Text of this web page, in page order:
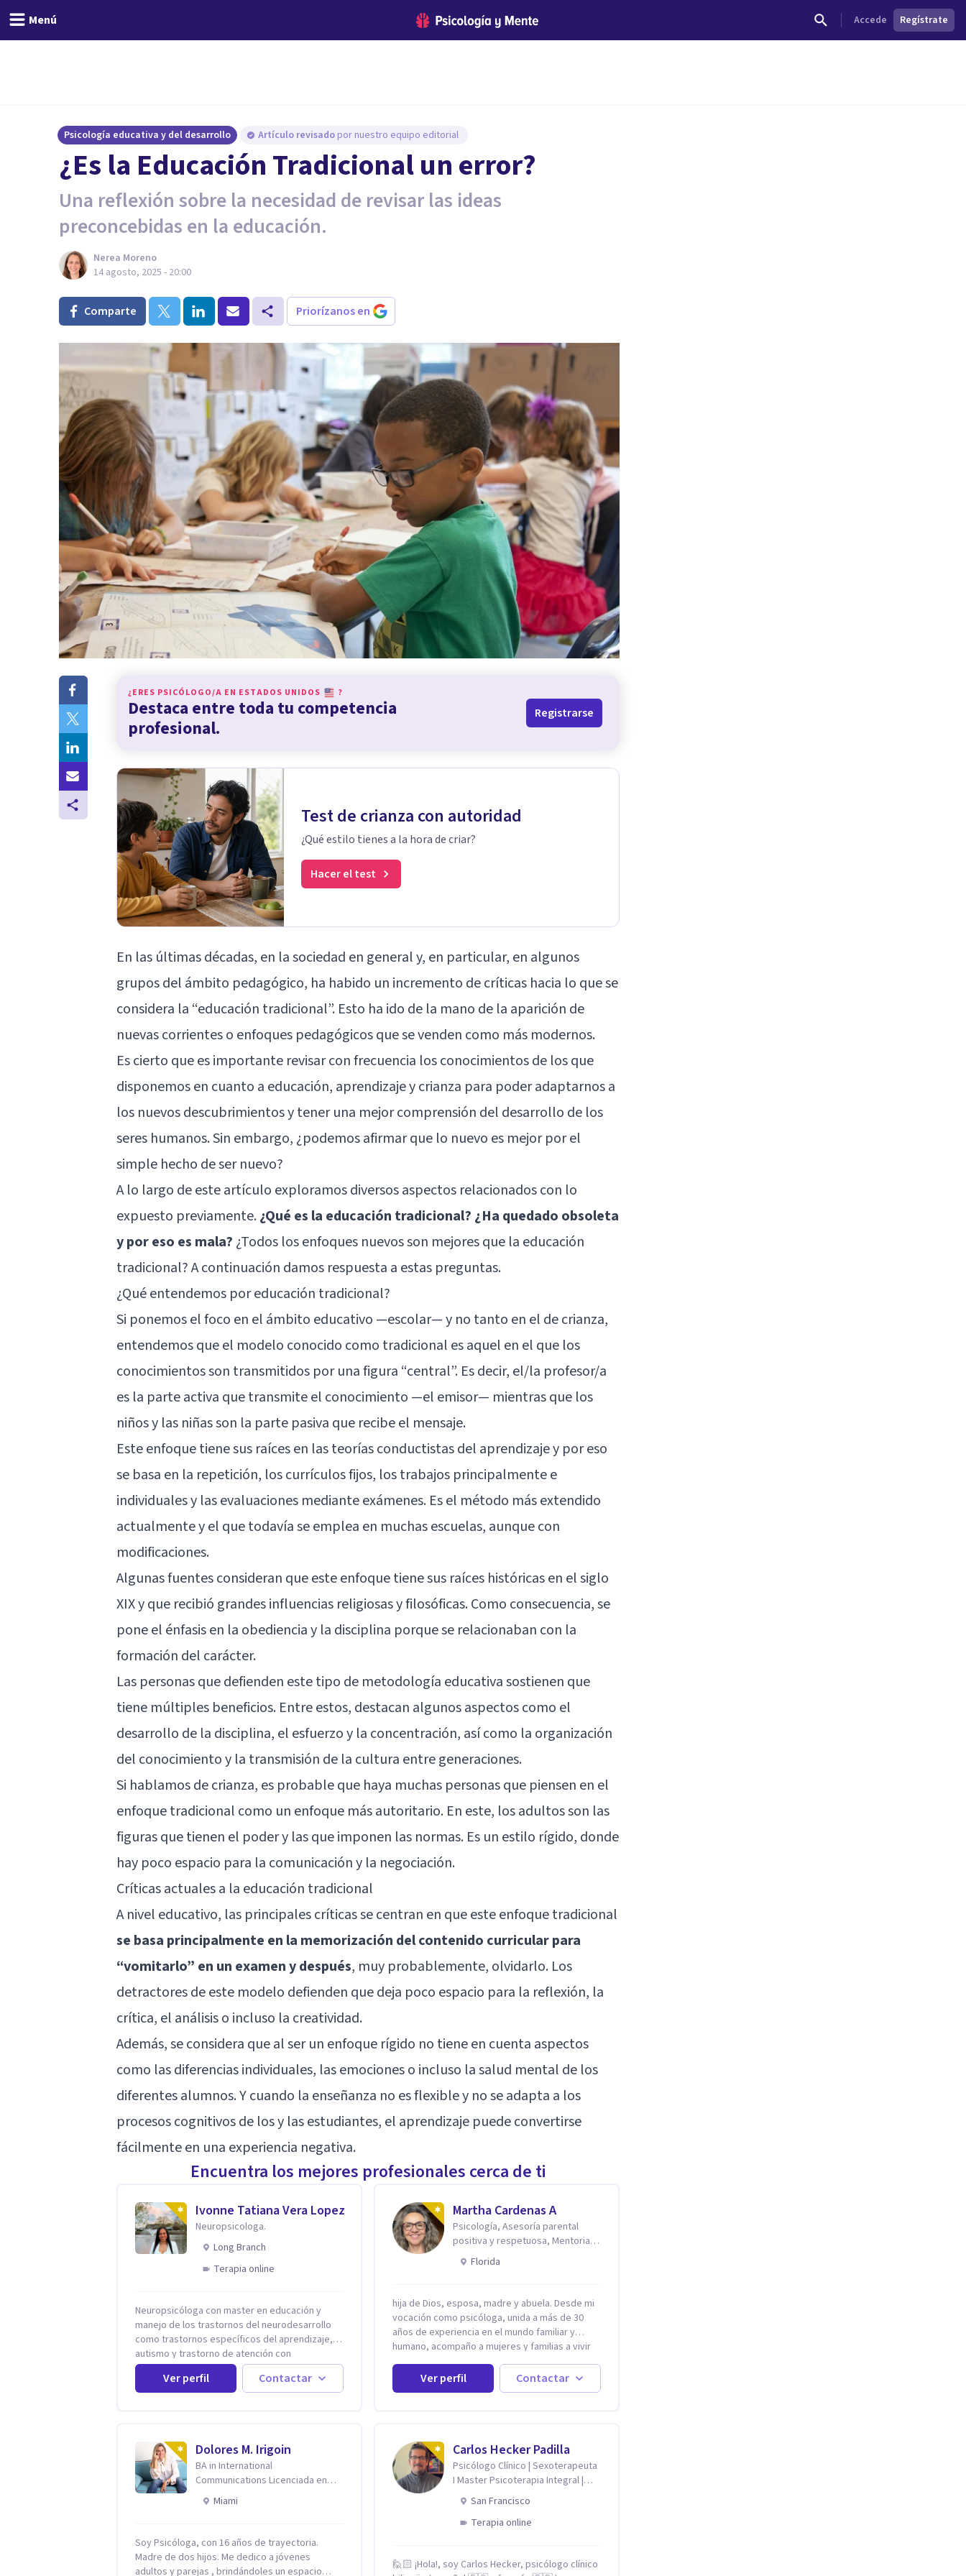
Menú Accede Regístrate
Psicología educativa y del desarrollo Artículo revisado por nuestro equipo editorial
¿Es la Educación Tradicional un error?
Una reflexión sobre la necesidad de revisar las ideas
preconcebidas en la educación.
Nerea Moreno
14 agosto, 2025 - 20:00
Comparte Priorízanos en
¿ERES PSICÓLOGO/A EN ESTADOS UNIDOS ?
Destaca entre toda tu competencia
profesional.
Registrarse
Test de crianza con autoridad
¿Qué estilo tienes a la hora de criar?
Hacer el test
En las últimas décadas, en la sociedad en general y, en particular, en algunos
grupos del ámbito pedagógico, ha habido un incremento de críticas hacia lo que se
considera la “educación tradicional”. Esto ha ido de la mano de la aparición de
nuevas corrientes o enfoques pedagógicos que se venden como más modernos.
Es cierto que es importante revisar con frecuencia los conocimientos de los que
disponemos en cuanto a educación, aprendizaje y crianza para poder adaptarnos a
los nuevos descubrimientos y tener una mejor comprensión del desarrollo de los
seres humanos. Sin embargo, ¿podemos afirmar que lo nuevo es mejor por el
simple hecho de ser nuevo?
A lo largo de este artículo exploramos diversos aspectos relacionados con lo
expuesto previamente.¿Qué es la educación tradicional? ¿Ha quedado obsoleta
y por eso es mala? ¿Todos los enfoques nuevos son mejores que la educación
tradicional? A continuación damos respuesta a estas preguntas.
¿Qué entendemos por educación tradicional?
Si ponemos el foco en el ámbito educativo —escolar— y no tanto en el de crianza,
entendemos que el modelo conocido como tradicional es aquel en el que los
conocimientos son transmitidos por una figura “central”. Es decir, el/la profesor/a
es la parte activa que transmite el conocimiento —el emisor— mientras que los
niños y las niñas son la parte pasiva que recibe el mensaje.
Este enfoque tiene sus raíces en las teorías conductistas del aprendizaje y por eso
se basa en la repetición, los currículos fijos, los trabajos principalmente e
individuales y las evaluaciones mediante exámenes. Es el método más extendido
actualmente y el que todavía se emplea en muchas escuelas, aunque con
modificaciones.
Algunas fuentes consideran que este enfoque tiene sus raíces históricas en el siglo
XIX y que recibió grandes influencias religiosas y filosóficas. Como consecuencia, se
pone el énfasis en la obediencia y la disciplina porque se relacionaban con la
formación del carácter.
Las personas que defienden este tipo de metodología educativa sostienen que
tiene múltiples beneficios. Entre estos, destacan algunos aspectos como el
desarrollo de la disciplina, el esfuerzo y la concentración, así como la organización
del conocimiento y la transmisión de la cultura entre generaciones.
Si hablamos de crianza, es probable que haya muchas personas que piensen en el
enfoque tradicional como un enfoque más autoritario. En este, los adultos son las
figuras que tienen el poder y las que imponen las normas. Es un estilo rígido, donde
hay poco espacio para la comunicación y la negociación.
Críticas actuales a la educación tradicional
A nivel educativo, las principales críticas se centran en que este enfoque tradicional
se basa principalmente en la memorización del contenido curricular para
“vomitarlo” en un examen y después, muy probablemente, olvidarlo. Los
detractores de este modelo defienden que deja poco espacio para la reflexión, la
crítica, el análisis o incluso la creatividad.
Además, se considera que al ser un enfoque rígido no tiene en cuenta aspectos
como las diferencias individuales, las emociones o incluso la salud mental de los
diferentes alumnos. Y cuando la enseñanza no es flexible y no se adapta a los
procesos cognitivos de los y las estudiantes, el aprendizaje puede convertirse
fácilmente en una experiencia negativa.
Encuentra los mejores profesionales cerca de ti
Ivonne Tatiana Vera Lopez
Neuropsicologa.
Long Branch
Terapia online
Neuropsicóloga con master en educación y
manejo de los trastornos del neurodesarrollo
como trastornos específicos del aprendizaje,
autismo y trastorno de atención con
hiperactividad (TDAH), entre otros. Además del
manejo de la depresión, ansiedad y demás
conflictos de la dimensión Psicológica. Más allá
individuo, trabajo no solo con mis pacientes
sino con todo su entorno, núcleo familiar, social,
académico. El arte de conocernos, de conectar,
de comprender que somos uno reflejo del otro,
nos permite entrar más profundo logrando la
emocionales y físicas. Cada proceso es
individual y cada situación por la que se consulta
nunca será un problema sino una oportunidad
Ver perfil Contactar
Martha Cardenas A
Psicología, Asesoría parental
positiva y respetuosa, Mentoria
reconexión contigo
Florida
hija de Dios, esposa, madre y abuela. Desde mi
vocación como psicóloga, unida a más de 30
años de experiencia en el mundo familiar y
humano, acompaño a mujeres y familias a vivir
con mayor paz, claridad y confianza en sí
mismas. Creo profundamente que la vida está
hecha de etapas, y que cada ciclo —personal,
enfoque humanista, herramientas
contemporáneas de bienestar mental y
espiritualidad, para que puedas recorrer tu
propio camino sintiéndote sostenida,
acompañada y más segura de quién eres. Mi
misión es ayudarte a ordenar tu mundo interior,
quienes amas, y enseñarte herramientas
Ver perfil Contactar
Dolores M. Irigoin
BA in International
Communications Licenciada en
Psicologia Filosofia China en
Harvard
Miami
Soy Psicóloga, con 16 años de trayectoria.
Madre de dos hijos. Me dedico a jóvenes
adultos y parejas , brindándoles un espacio
Carlos Hecker Padilla
Psicólogo Clínico | Sexoterapeuta
I Master Psicoterapia Integral |
Terapeuta de Pareja
San Francisco
Terapia online
🙋🏻 ¡Hola!, soy Carlos Hecker, psicólogo clínico